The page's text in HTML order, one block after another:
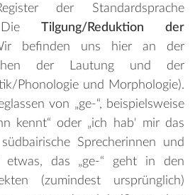
der Standardsprache
Die Tilgung/Reduktion der
befinden uns hier an der
der Lautung und der
Phonologie und Morphologie).
von „ge-“, beispielsweise
kennt“ oder „ich hab' mir das
Sprecherinnen und
etwas, das „ge-“ geht in den
(zumindest ursprünglich)